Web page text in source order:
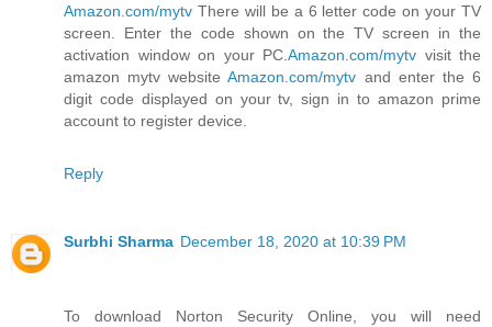
Amazon.com/mytv There will be a 6 letter code on your TV
screen. Enter the code shown on the TV screen in the
activation window on your PC. Amazon.com/mytv visit the
amazon mytv websiteAmazon.com/mytv and enter the 6
digit code displayed on your tv, sign in to amazon prime
account to register device.
Reply
Surbhi Sharma December 18, 2020 at 10:39 PM
To download Norton Security Online, you will need